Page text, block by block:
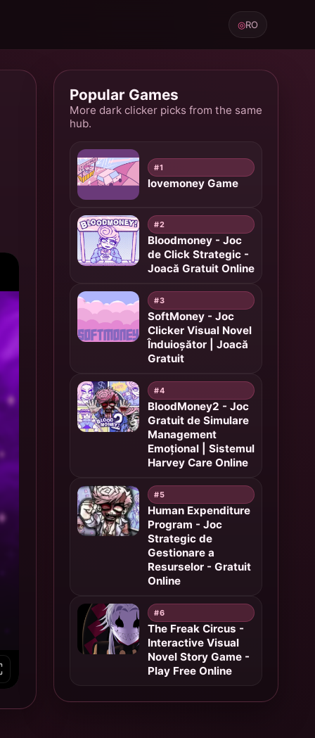
◎RO
Popular Games
More dark clicker picks from the same
hub.
#1
lovemoney Game
#2
Bloodmoney - Joc
de Click Strategic -
Joacă Gratuit Online
#3
SoftMoney - Joc
Clicker Visual Novel
Înduioșător | Joacă
Gratuit
#4
BloodMoney2 - Joc
Gratuit de Simulare
Management
Emoțional | Sistemul
Harvey Care Online
#5
Human Expenditure
Program - Joc
Strategic de
Gestionare a
Resurselor - Gratuit
Online
#6
The Freak Circus -
Interactive Visual
Novel Story Game -
Play Free Online